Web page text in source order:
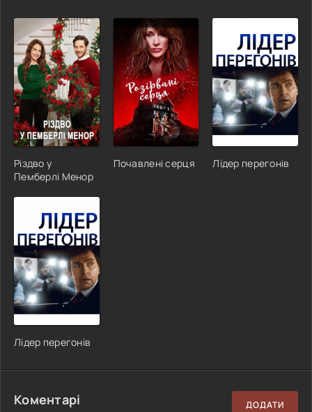
Різдво у
Пемберлі Менор
Почавлені серця Лідер перегонів
Лідер перегонів
Коментарі ДОДАТИ